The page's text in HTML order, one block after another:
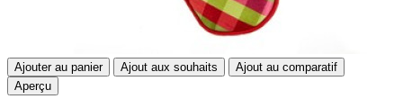
Ajouter au panier Ajout aux souhaits
Ajout au comparatif
Aperçu